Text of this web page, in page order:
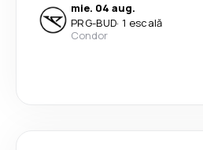
mie. 04 aug.
PRG-BUD· 1 escală
Condor